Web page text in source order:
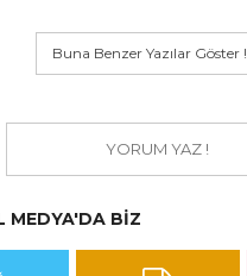
Buna Benzer Yazılar Göster !
YORUM YAZ !
MEDYA'DA BIZ